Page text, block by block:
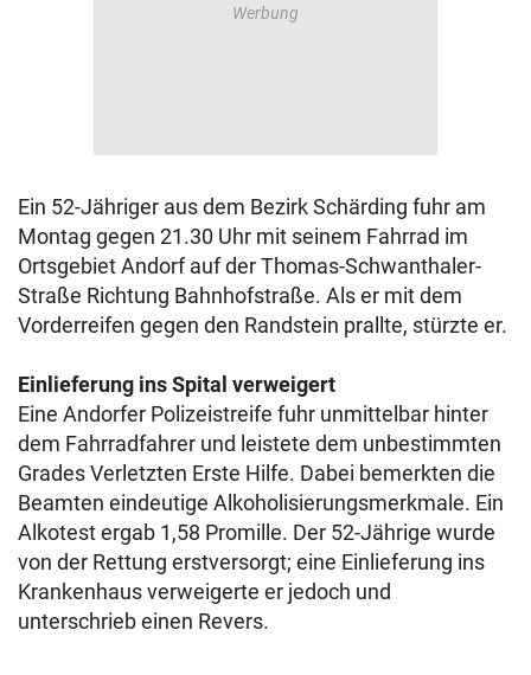
Ein 52-Jähriger aus dem Bezirk Schärding fuhr am
Montag gegen 21.30 Uhr mit seinem Fahrrad im
Ortsgebiet Andorf auf der Thomas-Schwanthaler-
Straße Richtung Bahnhofstraße. Als er mit dem
Vorderreifen gegen den Randstein prallte, stürzte er.
Einlieferung ins Spital verweigert
Eine Andorfer Polizeistreife fuhr unmittelbar hinter
dem Fahrradfahrer und leistete dem unbestimmten
Grades Verletzten Erste Hilfe. Dabei bemerkten die
Beamten eindeutige Alkoholisierungsmerkmale. Ein
Alkotest ergab 1,58 Promille. Der 52-Jährige wurde
von der Rettung erstversorgt; eine Einlieferung ins
Krankenhaus verweigerte er jedoch und
unterschrieb einen Revers.